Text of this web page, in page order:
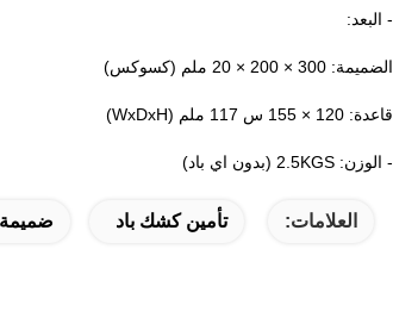
- البعد:
الضميمة: 300 × 200 × 20 ملم (كسوكس)
قاعدة: 120 × 155 س 117 ملم (WxDxH)
- الوزن: 2.5KGS (بدون اي باد)
العلامات: تأمين كشك باد